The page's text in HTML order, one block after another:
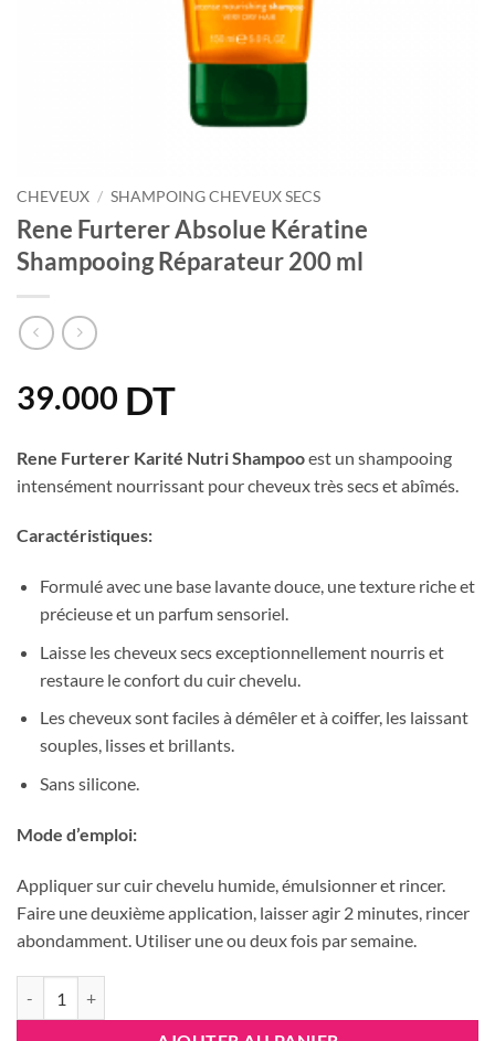
CHEVEUX / SHAMPOING CHEVEUX SECS
Rene Furterer Absolue Kératine
Shampooing Réparateur 200 ml
39.000 DT
Rene Furterer Karité Nutri Shampooest un shampooing
intensément nourrissant pour cheveux très secs et abîmés.
Caractéristiques:
Formulé avec une base lavante douce, une texture riche et
précieuse et un parfum sensoriel.
Laisse les cheveux secs exceptionnellement nourris et
restaure le confort du cuir chevelu.
Les cheveux sont faciles à démêler et à coiffer, les laissant
souples, lisses et brillants.
Sans silicone.
Mode d’emploi:
Appliquer sur cuir chevelu humide, émulsionner et rincer.
Faire une deuxième application, laisser agir 2 minutes, rincer
abondamment. Utiliser une ou deux fois par semaine.